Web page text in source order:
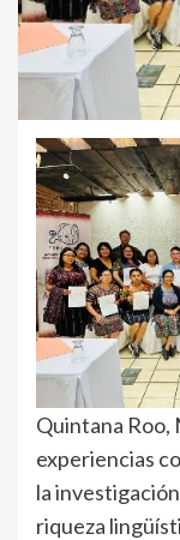
Quintana Roo,
experiencias
la
riqueza